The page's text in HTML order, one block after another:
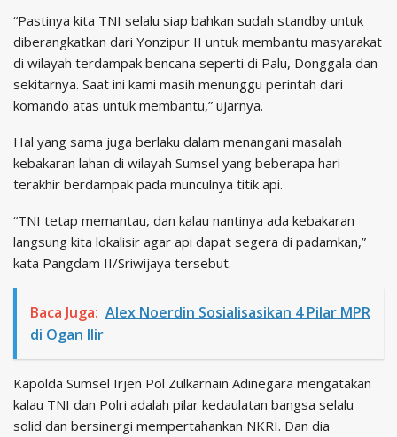
“Pastinya kita TNI selalu siap bahkan sudah standby untuk
diberangkatkan dari Yonzipur II untuk membantu masyarakat
di wilayah terdampak bencana seperti di Palu, Donggala dan
sekitarnya. Saat ini kami masih menunggu perintah dari
komando atas untuk membantu,” ujarnya.
Hal yang sama juga berlaku dalam menangani masalah
kebakaran lahan di wilayah Sumsel yang beberapa hari
terakhir berdampak pada munculnya titik api.
“TNI tetap memantau, dan kalau nantinya ada kebakaran
langsung kita lokalisir agar api dapat segera di padamkan,”
kata Pangdam II/Sriwijaya tersebut.
Baca Juga: Alex Noerdin Sosialisasikan 4 Pilar MPR
di Ogan Ilir
Kapolda Sumsel Irjen Pol Zulkarnain Adinegara mengatakan
kalau TNI dan Polri adalah pilar kedaulatan bangsa selalu
solid dan bersinergi mempertahankan NKRI. Dan dia